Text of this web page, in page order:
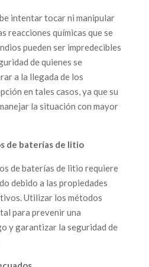
intentar tocar ni manipular
reacciones químicas que se
pueden ser impredecibles
de quienes se
a la llegada de los
en tales casos, ya que su
la situación con mayor
de baterías de litio
de baterías de litio requiere
debido a las propiedades
Utilizar los métodos
para prevenir una
y garantizar la seguridad de